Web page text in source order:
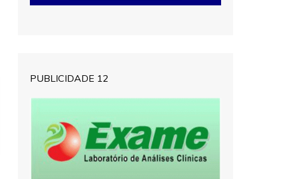
PUBLICIDADE 12